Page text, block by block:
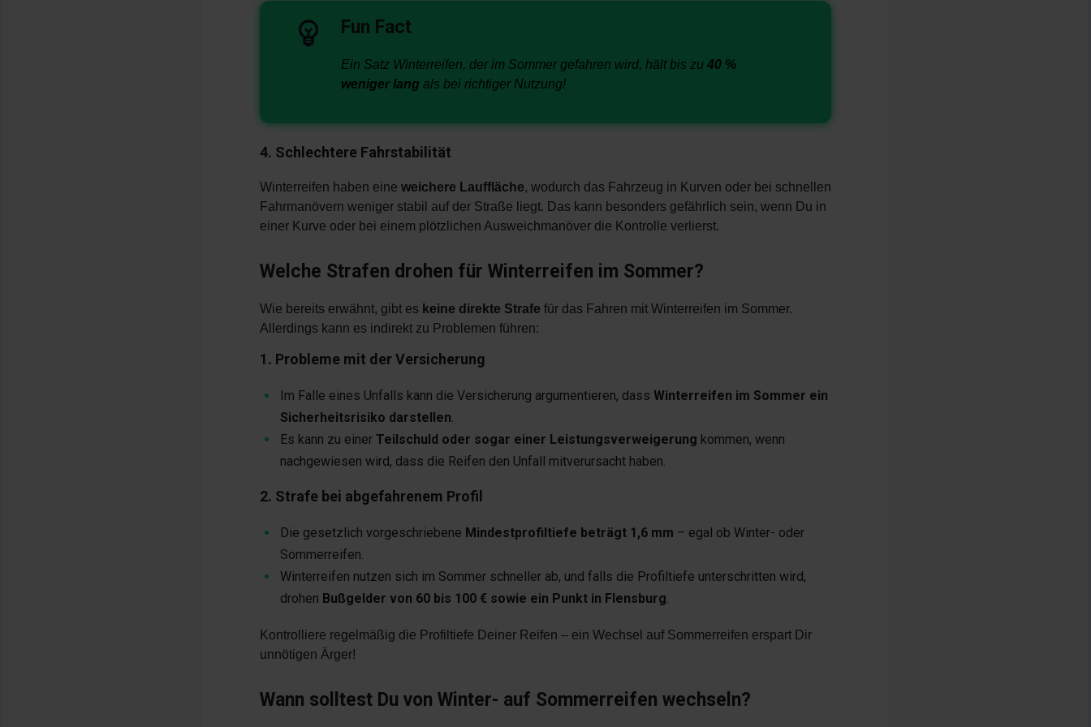
Fun Fact
Ein Satz Winterreifen, der im Sommer gefahren wird, hält bis zu 40 %
weniger lang als bei richtiger Nutzung!
4. Schlechtere Fahrstabilität
Winterreifen haben eine weichere Lauffläche, wodurch das Fahrzeug in Kurven oder bei schnellen
Fahrmanövern weniger stabil auf der Straße liegt. Das kann besonders gefährlich sein, wenn Du in
einer Kurve oder bei einem plötzlichen Ausweichmanöver die Kontrolle verlierst.
Welche Strafen drohen für Winterreifen im Sommer?
Wie bereits erwähnt, gibt es keine direkte Strafe für das Fahren mit Winterreifen im Sommer.
Allerdings kann es indirekt zu Problemen führen:
1. Probleme mit der Versicherung
Im Falle eines Unfalls kann die Versicherung argumentieren, dass Winterreifen im Sommer ein
Sicherheitsrisiko darstellen.
Es kann zu einer Teilschuld oder sogar einer Leistungsverweigerung kommen, wenn
nachgewiesen wird, dass die Reifen den Unfall mitverursacht haben.
2. Strafe bei abgefahrenem Profil
Die gesetzlich vorgeschriebene Mindestprofiltiefe beträgt 1,6 mm – egal ob Winter- oder
Sommerreifen.
Winterreifen nutzen sich im Sommer schneller ab, und falls die Profiltiefe unterschritten wird,
drohen Bußgelder von 60 bis 100 € sowie ein Punkt in Flensburg.
Kontrolliere regelmäßig die Profiltiefe Deiner Reifen – ein Wechsel auf Sommerreifen erspart Dir
unnötigen Ärger!
Wann solltest Du von Winter- auf Sommerreifen wechseln?